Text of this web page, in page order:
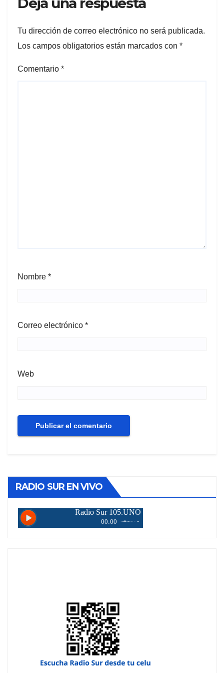
Tu dirección de correo electrónico no será publicada.
Los campos obligatorios están marcados con *
Comentario *
Nombre *
Correo electrónico *
Web
RADIO SUR EN VIVO